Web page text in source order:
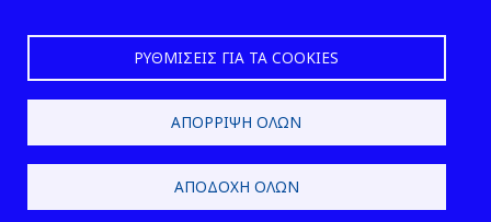
ΡΥΘΜΊΣΕΙΣ ΓΙΑ ΤΑ COOKIES
ΑΠΌΡΡΙΨΗ ΌΛΩΝ
ΑΠΟΔΟΧΉ ΌΛΩΝ
2026 © ΕΛ.ΙΝ.Υ.Α.Ε.
Design & Development by